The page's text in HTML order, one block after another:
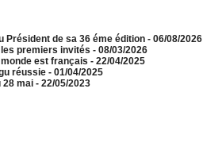
Président de sa 36 éme édition - 06/08/2026
les premiers invités - 08/03/2026
est français - 22/04/2025
réussie - 01/04/2025
28 mai - 22/05/2023